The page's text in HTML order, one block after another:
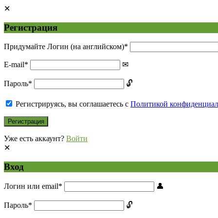
Регистрация
Придумайте Логин (на английском)*
E-mail*
Пароль*
Регистрируясь, вы соглашаетесь с Политикой
Уже есть аккаунт? Войти
Вход
Логин или email*
Пароль*